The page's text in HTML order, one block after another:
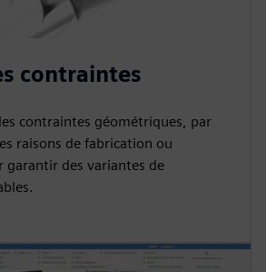
contraintes
contraintes géométriques, par
raisons de fabrication ou
garantir des variantes de